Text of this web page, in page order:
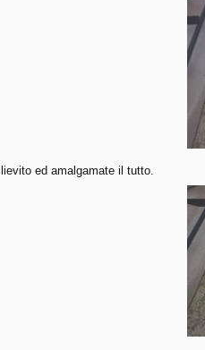
ed amalgamate il tutto.